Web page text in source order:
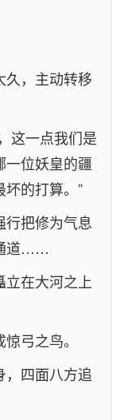
久，主动转移
这一点我们是
一位妖皇的疆
的打算。”
行把修为气息
道……
立在大河之上
弓之鸟。
四面八方追